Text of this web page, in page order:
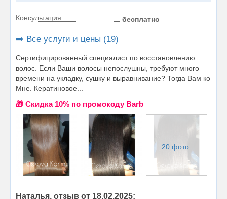
Консультация бесплатно
➡️ Все услуги и цены (19)
Сертифицированный специалист по восстановлению
волос. Если Ваши волосы непослушны, требуют много
времени на укладку, сушку и выравнивание? Тогда Вам ко
Мне. Кератиновое...
🎁 Cкидка 10% по промокоду Barb
20 фото
Наталья, отзыв от 18.02.2025: